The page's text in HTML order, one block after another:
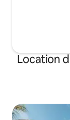
Location